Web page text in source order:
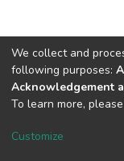
фізичного впливу
впливу (РЕВ)
абстрактних
які створюються
дослідження
DSpace software
We collect and
following purposes:
Acknowledgement
To learn more,
Customize